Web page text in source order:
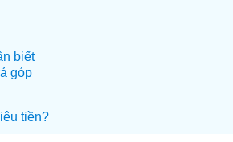
biết
góp
tiền?